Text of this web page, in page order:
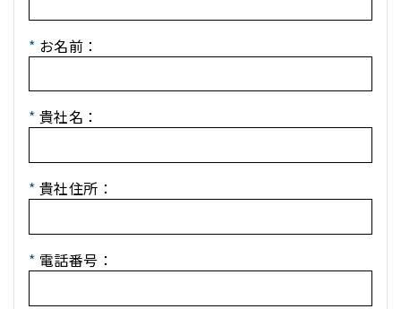
* お名前：
* 貴社名：
* 貴社住所：
* 電話番号：